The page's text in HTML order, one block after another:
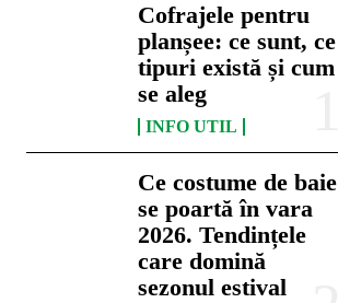
Cofrajele pentru
planșee: ce sunt, ce
tipuri există și cum
se aleg
INFO UTIL
Ce costume de baie
se poartă în vara
2026. Tendințele
care domină
sezonul estival